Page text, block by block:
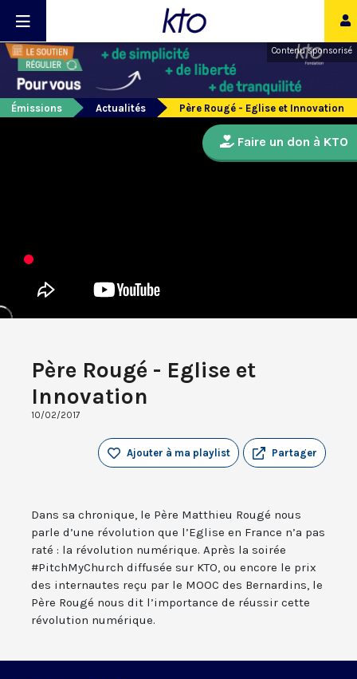
Contenu sponsorisé
Émissions Actualités Père Rougé - Eglise et Innovation
Père Rougé - Eglise et
Innovation
10/02/2017
Partager
Ajouter à ma playlist
Dans sa chronique, le Père Matthieu Rougé nous
parle d’une révolution que l’Eglise en France n’a pas
raté : la révolution numérique. Après la soirée
#PitchMyChurch diffusée sur KTO, ou encore le prix
des internautes reçu par le MOOC des Bernardins, le
Père Rougé nous dit l’importance de réussir cette
révolution numérique.
Faire un don à KTO